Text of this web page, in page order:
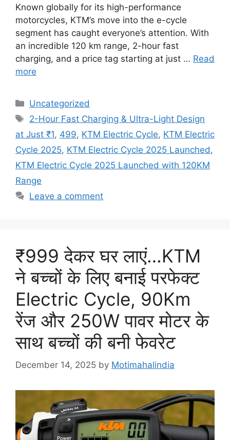
Known globally for its high-performance
motorcycles, KTM’s move into the e-cycle
segment has caught everyone’s attention. With
an incredible 120 km range, 2-hour fast
charging, and a price tag starting at just … Read
more
Categories
Uncategorized
Tags
2-Hour Fast Charging & Ultra-Light Design
at Just ₹1, 499, KTM Electric Cycle, KTM Electric
Cycle 2025, KTM Electric Cycle 2025 Launched ,
KTM Electric Cycle 2025 Launched with 120KM
Range
Leave a comment
₹999 देकर घर लाएं…KTM
ने बच्चों के लिए बनाई परफेक्ट
Electric Cycle, 90Km
रेंज और 250W पावर मोटर के
साथ बच्चों की बनी फेवरेट
December 14, 2025 by Motimahalindia